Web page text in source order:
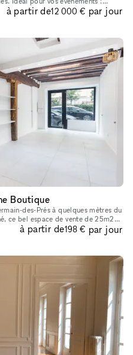
à partir de12 000 € par jour
Boutique
des-Prés à quelques mètres du
ce bel espace de vente de 25m2
façade et un
à partir de198 € par jour